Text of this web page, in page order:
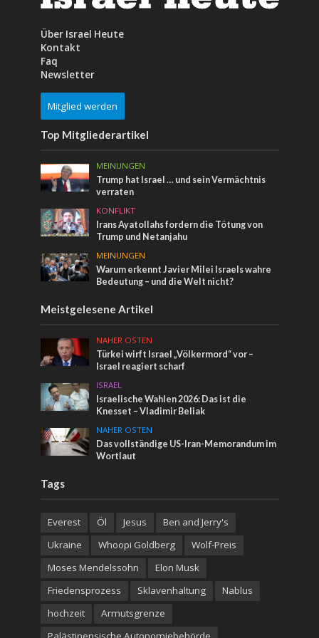
Über Israel Heute
Kontakt
Faq
Newsletter
Mitglied werden
Top Mitgliederartikel
MEINUNGEN
Trump hat Israel … und sein Vermächtnis
verraten
KONFLIKT
Irans Ayatollahs fordern die Tötung von
Trump und Netanjahu
MEINUNGEN
Warum erkennt Javier Milei Israels wahre
Bedeutung – und die Welt nicht?
Meistgelesene Artikel
NAHER OSTEN
Türkei wirft Israel „Völkermord“ vor –
Israel reagiert scharf
ISRAEL
Israelische Wahlen 2026: Das ist die
Knesset – Vladimir Beliak
NAHER OSTEN
Das vollständige US-Iran-Memorandum im
Wortlaut
Tags
Everest Öl Jesus
Ben and Jerry's
Ukraine
Whoopi Goldberg
Wolf-Preis
Moses Mendelssohn
Elon Musk
Friedensprozess
Sklavenhaltung
Nablus
hochzeit
Armutsgrenze